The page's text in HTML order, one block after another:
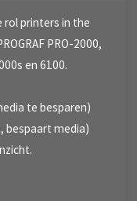
rol printers in the
PRO-2000,
en 6100.
te besparen)
bespaart media)